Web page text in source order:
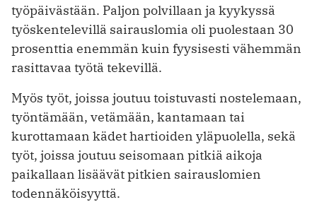
työpäivästään. Paljon polvillaan ja kyykyssä
työskentelevillä sairauslomia oli puolestaan 30
prosenttia enemmän kuin fyysisesti vähemmän
rasittavaa työtä tekevillä.
Myös työt, joissa joutuu toistuvasti nostelemaan,
työntämään, vetämään, kantamaan tai
kurottamaan kädet hartioiden yläpuolella, sekä
työt, joissa joutuu seisomaan pitkiä aikoja
paikallaan lisäävät pitkien sairauslomien
todennäköisyyttä.